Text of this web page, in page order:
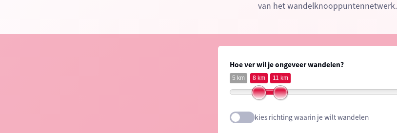
van het wandelknooppuntennetwerk.
Hoe ver wil je ongeveer wandelen?
5 km 8 km 11 km
kies richting waarin je wilt wandelen